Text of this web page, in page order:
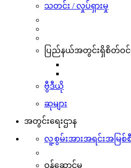
သတင်း / လှုပ်ရှားမှု
ပြည်နယ်အတွင်းရှိစိတ်ဝ
ဗွီဒီယို
ဆုများ
အတွင်းရေးဌာန
လူ့စွမ်းအားအရင်းအမြ
ဝန်ဆောင်မှု